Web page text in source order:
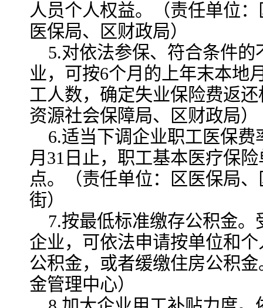
人员个人权益。（责任单位
医保局、区财政局）
5.对依法参保、符合条件
业，可按6个月的上年末本地
工人数，确定失业保险费返
资源社会保障局、区财政局）
6.适当下调企业职工医保费
月31日止，职工基本医疗保
点。（责任单位：区医保局
街）
7.按最低标准缴存公积金
企业，可依法申请按单位和
公积金，或者缓缴住房公积
金管理中心）